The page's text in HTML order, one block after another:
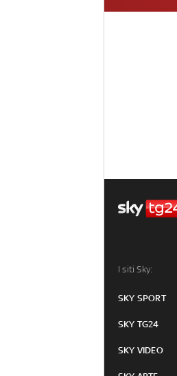
I siti Sky:
SKY SPORT
SKY TG24
SKY VIDEO